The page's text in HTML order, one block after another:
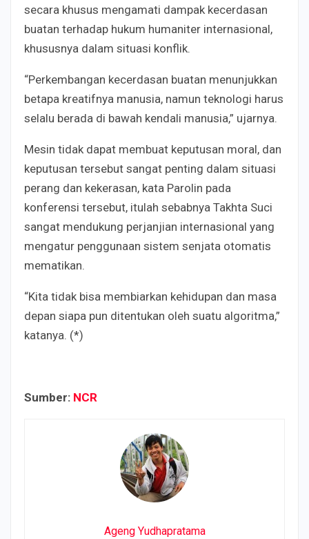
secara khusus mengamati dampak kecerdasan
buatan terhadap hukum humaniter internasional,
khususnya dalam situasi konflik.
“Perkembangan kecerdasan buatan menunjukkan
betapa kreatifnya manusia, namun teknologi harus
selalu berada di bawah kendali manusia,” ujarnya.
Mesin tidak dapat membuat keputusan moral, dan
keputusan tersebut sangat penting dalam situasi
perang dan kekerasan, kata Parolin pada
konferensi tersebut, itulah sebabnya Takhta Suci
sangat mendukung perjanjian internasional yang
mengatur penggunaan sistem senjata otomatis
mematikan.
“Kita tidak bisa membiarkan kehidupan dan masa
depan siapa pun ditentukan oleh suatu algoritma,”
katanya. (*)
Sumber: NCR
Ageng Yudhapratama